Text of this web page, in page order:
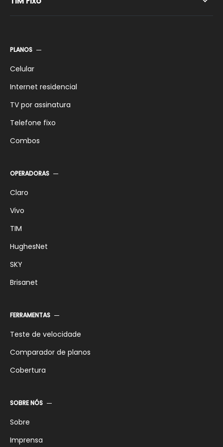
TIM LIve 600 Mega
TIM Fixo Controle
PLANOS
Celular
Internet residencial
TV por assinatura
Telefone fixo
Combos
OPERADORAS
Claro
Vivo
TIM
HughesNet
SKY
Brisanet
FERRAMENTAS
Teste de velocidade
Comparador de planos
Cobertura
SOBRE NÓS
Sobre
Imprensa